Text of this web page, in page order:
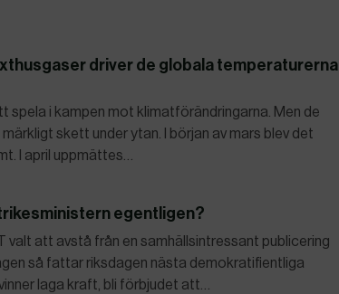
driver de globala temperaturerna
spela i kampen mot klimatförändringarna. Men de
skett under ytan. I början av mars blev det
I april uppmättes…
egentligen?
valt att avstå från en samhällsintressant publicering
så fattar riksdagen nästa demokratifientliga
laga kraft, bli förbjudet att…